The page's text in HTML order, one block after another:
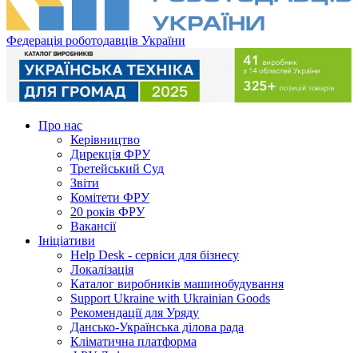
Федерація роботодавців України
Про нас
Керівництво
Дирекція ФРУ
Третейський Суд
Звіти
Комітети ФРУ
20 років ФРУ
Вакансії
Ініціативи
Help Desk - сервіси для бізнесу
Локалізація
Каталог виробників машинобудування
Support Ukraine with Ukrainian Goods
Рекомендації для Уряду
Дансько-Українська ділова рада
Кліматична платформа